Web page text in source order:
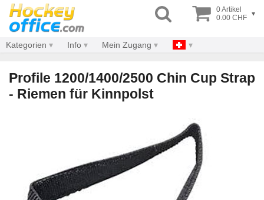
0 Artikel
0.00 CHF ▾
Kategorien Info Mein Zugang
Profile 1200/1400/2500 Chin Cup Strap
- Riemen für Kinnpolst